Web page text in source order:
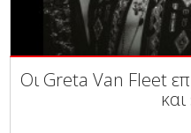
Οι Greta Van Fleet